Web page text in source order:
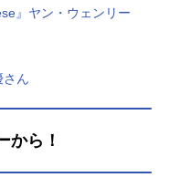
』ヤン・ウェンリー
さん
から！